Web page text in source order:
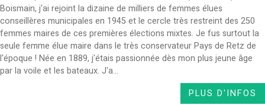
Boismain, j'ai rejoint la dizaine de milliers de femmes élues
conseillères municipales en 1945 et le cercle très restreint des 250
femmes maires de ces premières élections mixtes. Je fus surtout la
seule femme élue maire dans le très conservateur Pays de Retz de
l'époque ! Née en 1889, j'étais passionnée dès mon plus jeune âge
par la voile et les bateaux. J'a...
PLUS D'INFOS